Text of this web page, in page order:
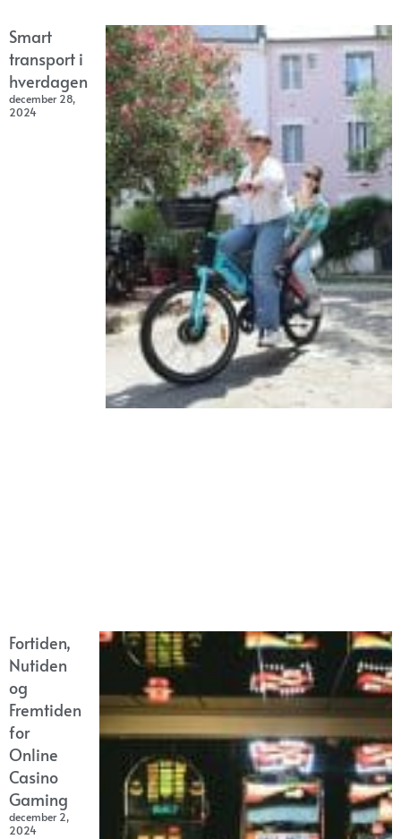
Smart
transport i
hverdagen
december 28,
2024
Fortiden,
Nutiden
og
Fremtiden
for
Online
Casino
Gaming
december 2,
2024